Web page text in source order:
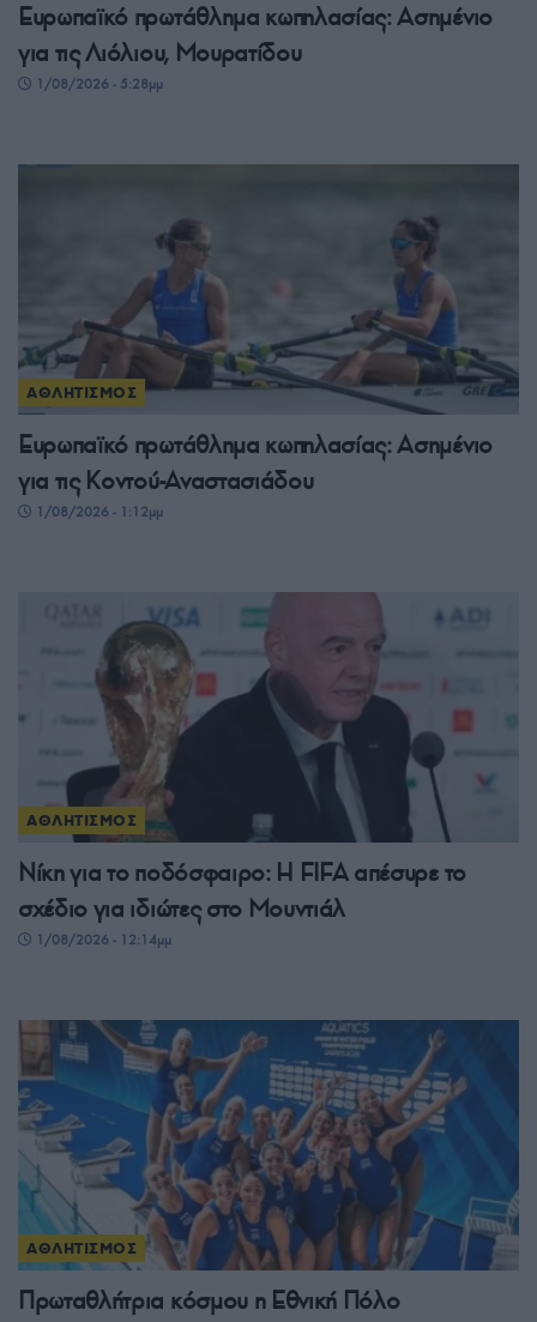
Ευρωπαϊκό πρωτάθλημα κωπηλασίας: Ασημένιο
για τις Λιόλιου, Μουρατίδου
1/08/2026 - 5:28μμ
ΑΘΛΗΤΙΣΜΟΣ
Ευρωπαϊκό πρωτάθλημα κωπηλασίας: Ασημένιο
για τις Κοντού-Αναστασιάδου
1/08/2026 - 1:12μμ
ΑΘΛΗΤΙΣΜΟΣ
Νίκη για το ποδόσφαιρο: Η FIFA απέσυρε το
σχέδιο για ιδιώτες στο Μουντιάλ
1/08/2026 - 12:14μμ
ΑΘΛΗΤΙΣΜΟΣ
Πρωταθλήτρια κόσμου η Εθνική Πόλο